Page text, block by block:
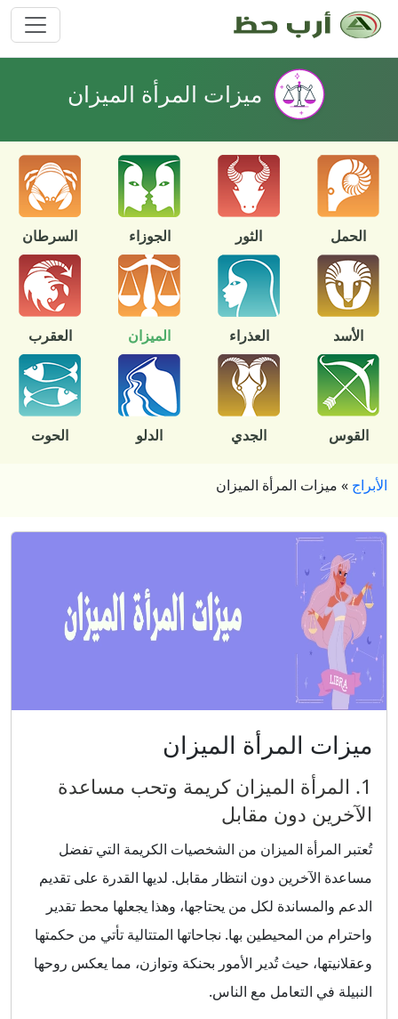
ميزات المرأة الميزان
الحمل الثور الجوزاء السرطان
الأسد العذراء الميزان العقرب
القوس الجدي الدلو الحوت
الأبراج » ميزات المرأة الميزان
ميزات المرأة الميزان
1. المرأة الميزان كريمة وتحب مساعدة
الآخرين دون مقابل
تُعتبر المرأة الميزان من الشخصيات الكريمة التي تفضل
مساعدة الآخرين دون انتظار مقابل. لديها القدرة على تقديم
الدعم والمساندة لكل من يحتاجها، وهذا يجعلها محط تقدير
واحترام من المحيطين بها. نجاحاتها المتتالية تأتي من حكمتها
وعقلانيتها، حيث تُدير الأمور بحنكة وتوازن، مما يعكس روحها
النبيلة في التعامل مع الناس.